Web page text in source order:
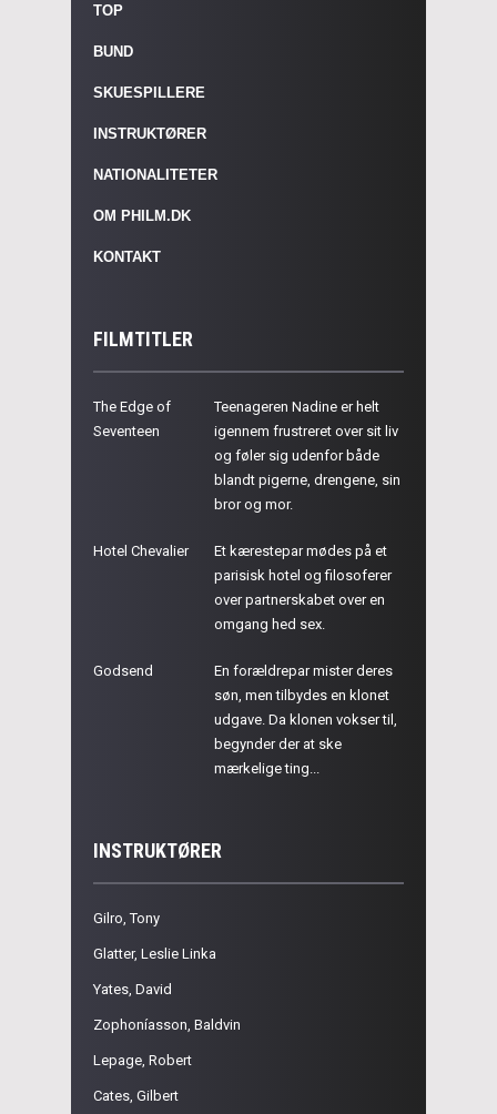
TOP
BUND
SKUESPILLERE
INSTRUKTØRER
NATIONALITETER
OM PHILM.DK
KONTAKT
FILMTITLER
The Edge of
Seventeen
Teenageren Nadine er helt
igennem frustreret over sit liv
og føler sig udenfor både
blandt pigerne, drengene, sin
bror og mor.
Hotel Chevalier
Et kærestepar mødes på et
parisisk hotel og filosoferer
over partnerskabet over en
omgang hed sex.
Godsend
En forældrepar mister deres
søn, men tilbydes en klonet
udgave. Da klonen vokser til,
begynder der at ske
mærkelige ting...
INSTRUKTØRER
Gilro, Tony
Glatter, Leslie Linka
Yates, David
Zophoníasson, Baldvin
Lepage, Robert
Cates, Gilbert